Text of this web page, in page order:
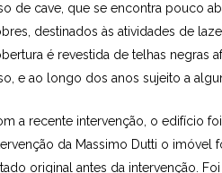
de cave, que se encontra pouco
destinados às atividades de
é revestida de telhas negras
e ao longo dos anos sujeito a
a recente intervenção, o edifício
da Massimo Dutti o imóvel
original antes da intervenção.